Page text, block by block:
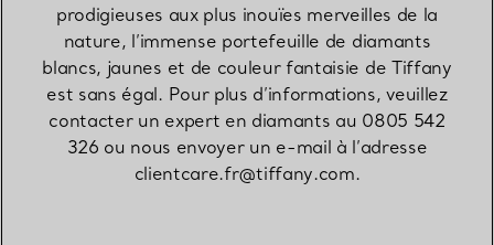
prodigieuses aux plus inouïes merveilles de la
nature, l’immense portefeuille de diamants
blancs, jaunes et de couleur fantaisie de Tiffany
est sans égal. Pour plus d’informations, veuillez
contacter un expert en diamants au 0805 542
326​ ou nous envoyer un e-mail à l’adresse
clientcare.fr@tiffany.com​.